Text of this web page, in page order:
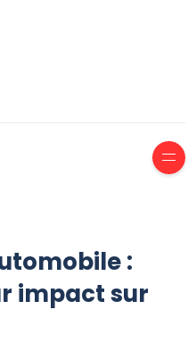
:
impact sur